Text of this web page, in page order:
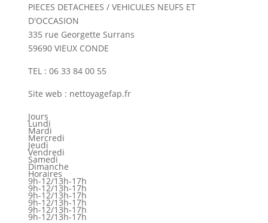
PIECES DETACHEES / VEHICULES NEUFS ET
D'OCCASION
335 rue Georgette Surrans
59690 VIEUX CONDE
TEL : 06 33 84 00 55
Site web : nettoyagefap.fr
Jours
Lundi
Mardi
Mercredi
Jeudi
Vendredi
Samedi
Dimanche
Horaires
9h-12/13h-17h
9h-12/13h-17h
9h-12/13h-17h
9h-12/13h-17h
9h-12/13h-17h
9h-12/13h-17h